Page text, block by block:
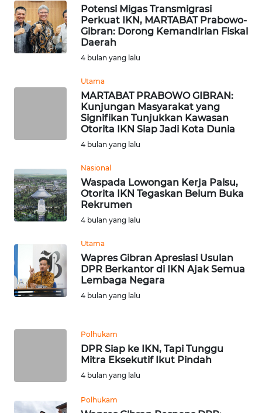
Potensi Migas Transmigrasi
Perkuat IKN, MARTABAT Prabowo-
Gibran: Dorong Kemandirian Fiskal
Daerah
4 bulan yang lalu
Utama
MARTABAT PRABOWO GIBRAN:
Kunjungan Masyarakat yang
Signifikan Tunjukkan Kawasan
Otorita IKN Siap Jadi Kota Dunia
4 bulan yang lalu
Nasional
Waspada Lowongan Kerja Palsu,
Otorita IKN Tegaskan Belum Buka
Rekrumen
4 bulan yang lalu
Utama
Wapres Gibran Apresiasi Usulan
DPR Berkantor di IKN Ajak Semua
Lembaga Negara
4 bulan yang lalu
Polhukam
DPR Siap ke IKN, Tapi Tunggu
Mitra Eksekutif Ikut Pindah
4 bulan yang lalu
Polhukam
TAPANULI
TENGAH
WN DELI
WN
KARAWANG
WN
BOGOR